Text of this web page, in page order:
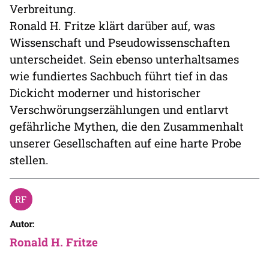
Verbreitung.
Ronald H. Fritze klärt darüber auf, was
Wissenschaft und Pseudowissenschaften
unterscheidet. Sein ebenso unterhaltsames
wie fundiertes Sachbuch führt tief in das
Dickicht moderner und historischer
Verschwörungserzählungen und entlarvt
gefährliche Mythen, die den Zusammenhalt
unserer Gesellschaften auf eine harte Probe
stellen.
Autor:
Ronald H. Fritze